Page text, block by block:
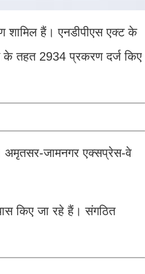
शामिल हैं। एनडीपीएस एक्ट के
के तहत 2934 प्रकरण दर्ज किए
जामनगर एक्सप्रेस-वे
किए जा रहे हैं। संगठित